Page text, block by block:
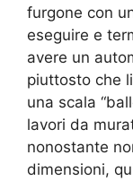
furgone con
eseguire e
avere un
piuttosto che
una scala
lavori da
nonostante
dimensioni,